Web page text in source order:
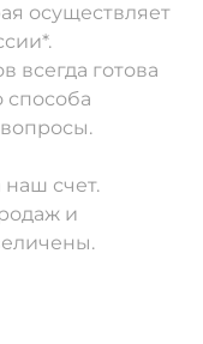
осуществляет
всегда готова
наш счет.
и